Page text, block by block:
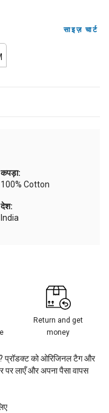
साइज़ चार्ट
कपड़ा:
100% Cotton
देश:
India
Return and get
money
प्रॉडक्ट को ओरिजिनल टैग और
लाएँ और अपना पैसा वापस